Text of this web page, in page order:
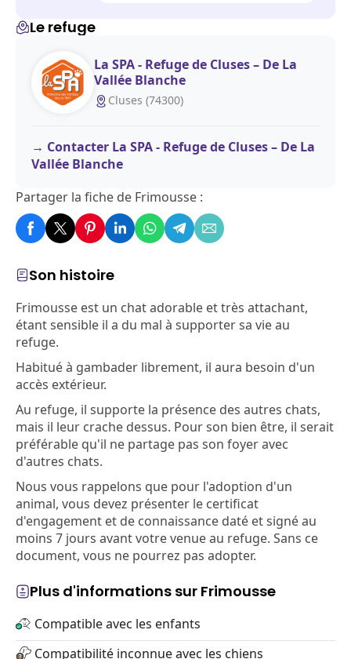
Son histoire
Frimousse est un chat adorable et très attachant,
étant sensible il a du mal à supporter sa vie au
refuge.
Habitué à gambader librement, il aura besoin d'un
accès extérieur.
Au refuge, il supporte la présence des autres chats,
mais il leur crache dessus. Pour son bien être, il serait
préférable qu'il ne partage pas son foyer avec
d'autres chats.
Nous vous rappelons que pour l'adoption d'un
animal, vous devez présenter le certificat
d'engagement et de connaissance daté et signé au
moins 7 jours avant votre venue au refuge. Sans ce
document, vous ne pourrez pas adopter.
Plus d'informations sur Frimousse
Compatible avec les enfants
Compatibilité inconnue avec les chiens
Le refuge
La SPA - Refuge de Cluses – De La
Vallée Blanche
Cluses (74300)
Contacter La SPA - Refuge de Cluses – De La
Vallée Blanche
Partager la fiche de Frimousse :